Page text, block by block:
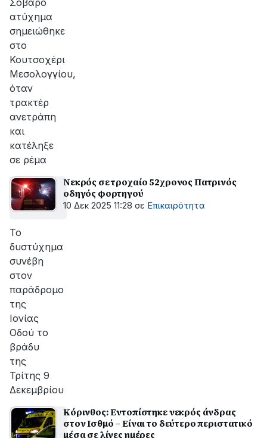
Σοβαρό
ατύχημα
σημειώθηκε
στο
Κουτσοχέρι
Μεσολογγίου,
όταν
τρακτέρ
ανετράπη
και
κατέληξε
σε ρέμα
Νεκρός σε τροχαίο 52χρονος Πατρινός
οδηγός φορτηγού
10 Δεκ 2025 11:28 σε Επικαιρότητα
Το
δυστύχημα
συνέβη
στον
παράδρομο
της
Ιονίας
Οδού το
βράδυ
της
Τρίτης 9
Δεκεμβρίου
Κόρινθος: Εντοπίστηκε νεκρός άνδρας
στον Ισθμό – Είναι το δεύτερο περιστατικό
μέσα σε λίγες ημέρες